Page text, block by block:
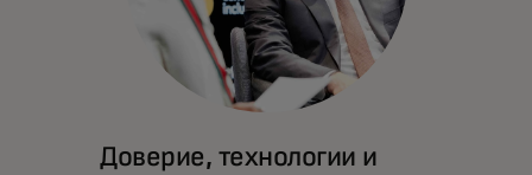
Доверие, технологии и